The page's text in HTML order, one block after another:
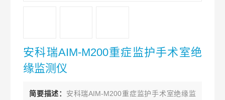
安科瑞AIM-M200重症监护手术室绝
缘监测仪
简要描述： 安科瑞AIM-M200重症监护手术室绝缘监